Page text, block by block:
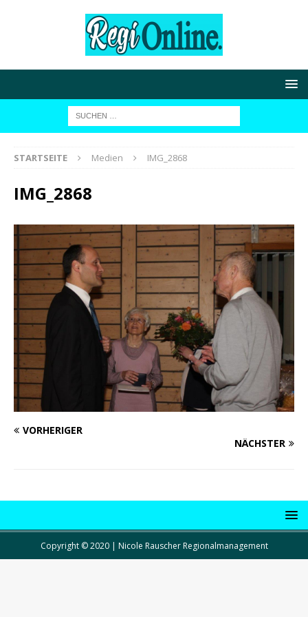
STARTSEITE Medien IMG_2868
IMG_2868
VORHERIGER
NÄCHSTER
Copyright © 2020 | Nicole Rauscher Regionalmanagement